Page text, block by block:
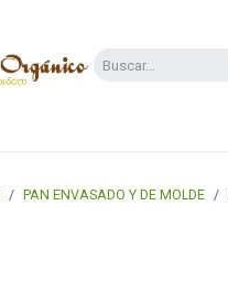
PAN ENVASADO Y DE MOLDE